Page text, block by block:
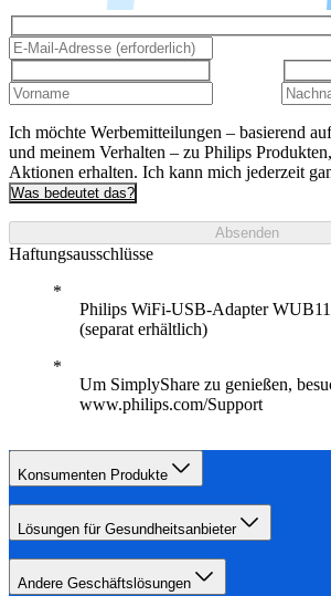
Ich möchte Werbemitteilungen – basierend
und meinem Verhalten – zu Philips
Aktionen erhalten. Ich kann mich jederzeit
Was bedeutet das?
Absenden
Haftungsausschlüsse
Philips WiFi-USB-Adapter
(separat erhältlich)
Um SimplyShare zu genießen,
www.philips.com/Support
Konsumenten Produkte
Lösungen für Gesundheitsanbieter
Andere Geschäftslösungen